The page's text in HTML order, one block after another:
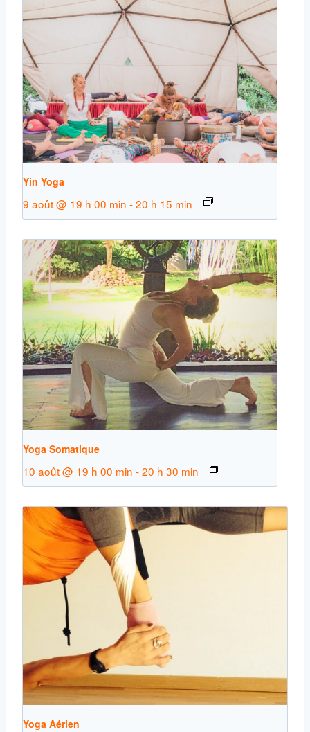
Yin Yoga
9 août @ 19 h 00 min -20 h 15 min
Yoga Somatique
10 août @ 19 h 00 min -20 h 30 min
Yoga Aérien